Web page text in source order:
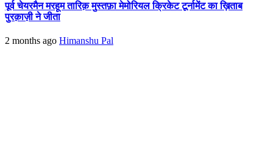
पूर्व चेयरमैन मरहूम तारिक़ मुस्तफ़ा मेमोरियल क्रिकेट टूर्नामेंट का ख़िताब
पुरक़ाज़ी ने जीता
2 months ago Himanshu Pal